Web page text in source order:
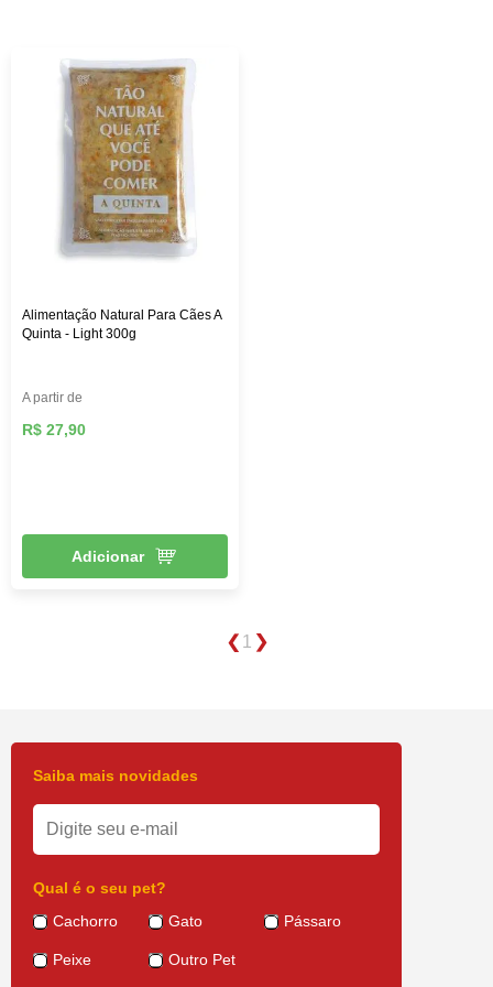
brinquedos que vão deixar seu pet mais feliz e ativo,
roupas, acessórios e muito mais!
Alimentação Natural Para Cães A
Quinta - Light 300g
A partir de
R$ 27,90
Adicionar
1
Saiba mais novidades
Qual é o seu pet?
Cachorro
Gato Pássaro
Peixe Outro Pet